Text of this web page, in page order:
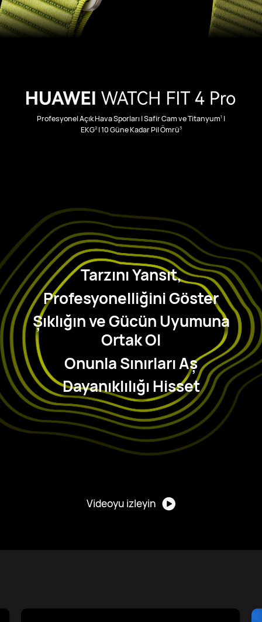
Profesyonel Açık Hava Sporları | Safir Cam ve Titanyum1 |
EKG2| 10 Güne Kadar Pil Ömrü3
Tarzını Yansıt,
Profesyonelliğini Göster
Şıklığın ve Gücün Uyumuna
Ortak Ol
Onunla Sınırları Aş
Dayanıklılığı Hisset
Videoyu izleyin